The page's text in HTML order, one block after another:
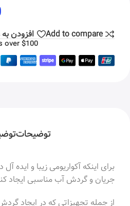
Add to compare افزودن
over $100
توضیحات
برای اینکه آکواریومی زیبا و ایده
جریان و گردش آب مناسبی ایجاد
از جمله تجهیزاتی که در ایجاد